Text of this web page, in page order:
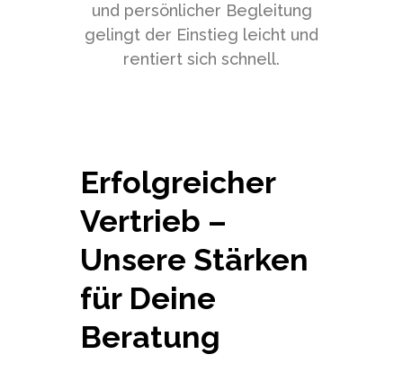
und persönlicher Begleitung
gelingt der Einstieg leicht und
rentiert sich schnell.
Erfolgreicher
Vertrieb –
Unsere Stärken
für Deine
Beratung